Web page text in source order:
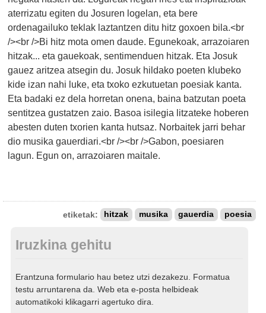
aterrizatu egiten du Josuren logelan, eta bere
ordenagailuko teklak laztantzen ditu hitz goxoen bila.<br
/><br />Bi hitz mota omen daude. Egunekoak, arrazoiaren
hitzak... eta gauekoak, sentimenduen hitzak. Eta Josuk
gauez aritzea atsegin du. Josuk hildako poeten klubeko
kide izan nahi luke, eta txoko ezkutuetan poesiak kanta.
Eta badaki ez dela horretan onena, baina batzutan poeta
sentitzea gustatzen zaio. Basoa isilegia litzateke hoberen
abesten duten txorien kanta hutsaz. Norbaitek jarri behar
dio musika gauerdiari.<br /><br />Gabon, poesiaren
lagun. Egun on, arrazoiaren maitale.
etiketak: hitzak musika gauerdia poesia
Iruzkina gehitu
Erantzuna formulario hau betez utzi dezakezu. Formatua
testu arruntarena da. Web eta e-posta helbideak
automatikoki klikagarri agertuko dira.